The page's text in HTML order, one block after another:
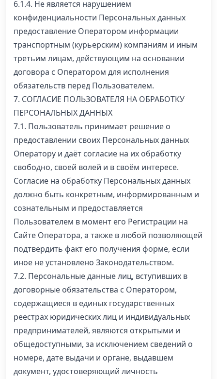
6.1.4. Не является нарушением
конфиденциальности Персональных данных
предоставление Оператором информации
транспортным (курьерским) компаниям и иным
третьим лицам, действующим на основании
договора с Оператором для исполнения
обязательств перед Пользователем.
7. СОГЛАСИЕ ПОЛЬЗОВАТЕЛЯ НА ОБРАБОТКУ
ПЕРСОНАЛЬНЫХ ДАННЫХ
7.1. Пользователь принимает решение о
предоставлении своих Персональных данных
Оператору и даёт согласие на их обработку
свободно, своей волей и в своём интересе.
Согласие на обработку Персональных данных
должно быть конкретным, информированным и
сознательным и предоставляется
Пользователем в момент его Регистрации на
Сайте Оператора, а также в любой позволяющей
подтвердить факт его получения форме, если
иное не установлено Законодательством.
7.2. Персональные данные лиц, вступивших в
договорные обязательства с Оператором,
содержащиеся в единых государственных
реестрах юридических лиц и индивидуальных
предпринимателей, являются открытыми и
общедоступными, за исключением сведений о
номере, дате выдачи и органе, выдавшем
документ, удостоверяющий личность